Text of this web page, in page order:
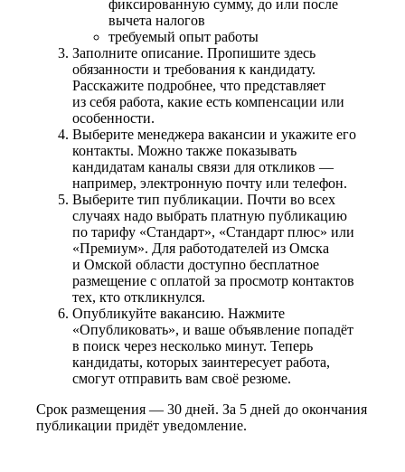
фиксированную сумму, до или после
вычета налогов
требуемый опыт работы
Заполните описание. Пропишите здесь
обязанности и требования к кандидату.
Расскажите подробнее, что представляет
из себя работа, какие есть компенсации или
особенности.
Выберите менеджера вакансии и укажите его
контакты. Можно также показывать
кандидатам каналы связи для откликов —
например, электронную почту или телефон.
Выберите тип публикации. Почти во всех
случаях надо выбрать платную публикацию
по тарифу «Стандарт», «Стандарт плюс» или
«Премиум». Для работодателей из Омска
и Омской области доступно бесплатное
размещение с оплатой за просмотр контактов
тех, кто откликнулся.
Опубликуйте вакансию. Нажмите
«Опубликовать», и ваше объявление попадёт
в поиск через несколько минут. Теперь
кандидаты, которых заинтересует работа,
смогут отправить вам своё резюме.
Срок размещения — 30 дней. За 5 дней до окончания
публикации придёт уведомление.